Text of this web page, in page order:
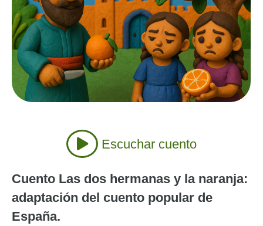
Escuchar cuento
Cuento Las dos hermanas y la naranja:
adaptación del cuento popular de
España.